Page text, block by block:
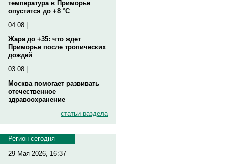
температура в Приморье
опустится до +8 °C
04.08 |
Жара до +35: что ждет
Приморье после тропических
дождей
03.08 |
Москва помогает развивать
отечественное
здравоохранение
статьи раздела
Регион сегодня
29 Мая 2026, 16:37